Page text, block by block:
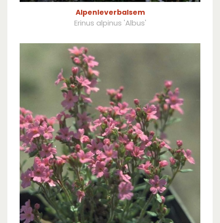
Alpenleverbalsem
Erinus alpinus 'Albus'